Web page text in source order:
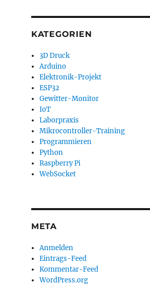
KATEGORIEN
3D Druck
Arduino
Elektronik-Projekt
ESP32
Gewitter-Monitor
IoT
Laborpraxis
Mikrocontroller-Training
Programmieren
Python
Raspberry Pi
WebSocket
META
Anmelden
Eintrags-Feed
Kommentar-Feed
WordPress.org